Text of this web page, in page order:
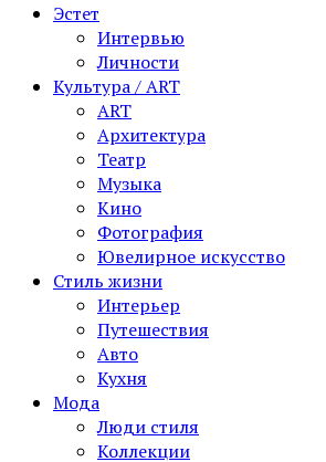
Эстет
Интервью
Личности
Культура / ART
ART
Архитектура
Театр
Музыка
Кино
Фотография
Ювелирное искусство
Стиль жизни
Интерьер
Путешествия
Авто
Кухня
Мода
Люди стиля
Коллекции